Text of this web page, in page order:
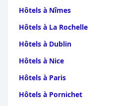
Hôtels à Nîmes
Hôtels à La Rochelle
Hôtels à Dublin
Hôtels à Nice
Hôtels à Paris
Hôtels à Pornichet